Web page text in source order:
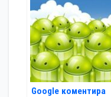
Google коментира